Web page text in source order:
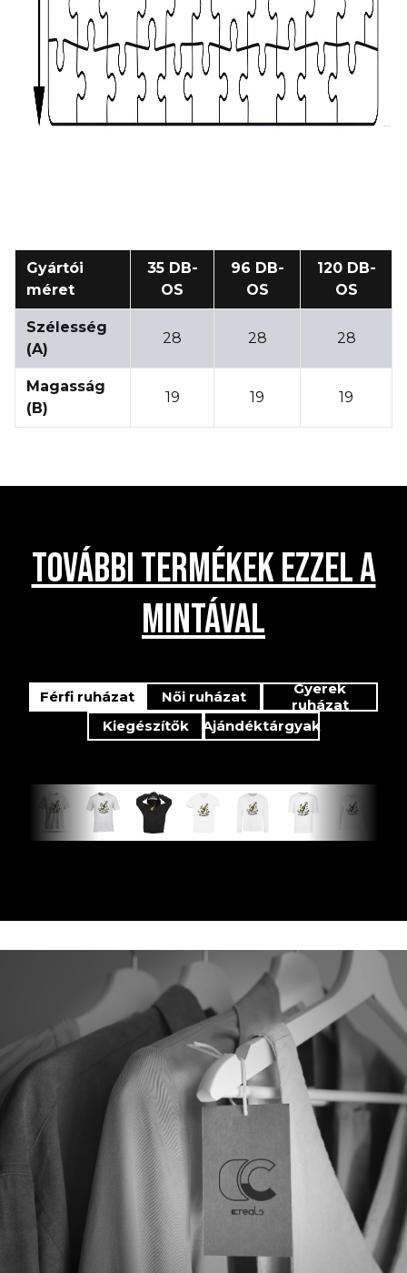
Gyártói
méret
35 DB-
OS
96 DB-
OS
120 DB-
OS
Szélesség
(A)
28 28 28
Magasság
(B)
19 19 19
TOVÁBBI TERMÉKEK EZZEL A
MINTÁVAL
Férfi ruházat Női ruházat
Gyerek
ruházat
Kiegészítők
Ajándéktárgyak